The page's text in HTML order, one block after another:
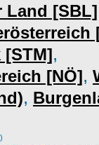
Land [SBL]
[STM],
[NÖ],
,